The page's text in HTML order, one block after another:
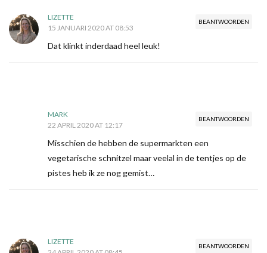
BEANTWOORDEN
LIZETTE
15 JANUARI 2020 AT 08:53
Dat klinkt inderdaad heel leuk!
BEANTWOORDEN
MARK
22 APRIL 2020 AT 12:17
Misschien de hebben de supermarkten een
vegetarische schnitzel maar veelal in de tentjes op de
pistes heb ik ze nog gemist…
BEANTWOORDEN
LIZETTE